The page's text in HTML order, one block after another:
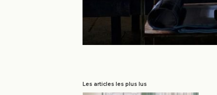
Les articles les plus lus